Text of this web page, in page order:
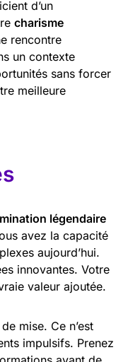
d’un
charisme
rencontre
un contexte
sans forcer
meilleure
légendaire
avez la capacité
aujourd’hui.
innovantes. Votre
valeur ajoutée.
mise. Ce n’est
impulsifs. Prenez